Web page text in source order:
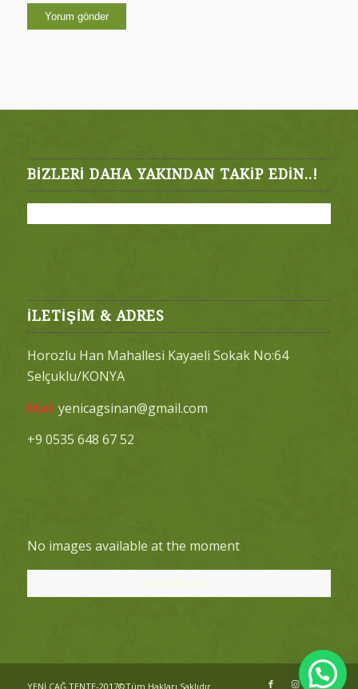
BIZLERI DAHA YAKINDAN TAKIP EDIN..!
İLETİŞİM & ADRES
Horozlu Han Mahallesi Kayaeli Sokak No:64
Selçuklu/KONYA
Mail: yenicagsinan@gmail.com
+9 0535 648 67 52
No images available at the moment
Bizi Takip Edin!
YENİ ÇAĞ TENTE-2017©Tüm Hakları Saklıdır.